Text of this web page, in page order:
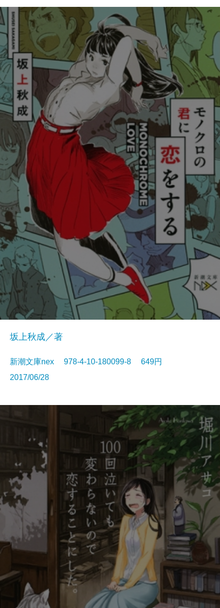
坂上秋成／著
新潮文庫nex 978-4-10-180099-8 649円
2017/06/28